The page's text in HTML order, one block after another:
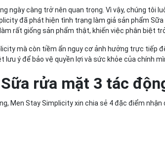
ngày càng trở nên quan trọng. Vì vậy, chúng tôi
đã phát hiện tình trạng làm giả sản phẩm
rất giống sản phẩm thật, khiến việc phân biệt
mà còn tiềm ẩn nguy cơ ảnh hưởng trực tiếp
ý để bảo vệ quyền lợi và sức khỏe của chính
rửa mặt 3 tác
Men Stay Simplicity xin chia sẻ 4 đặc điểm